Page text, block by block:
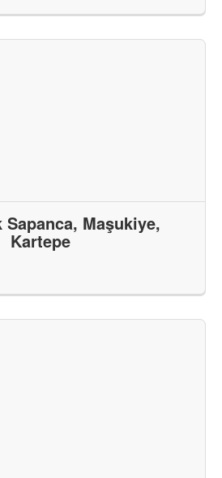
Maşukiye,
Kartepe